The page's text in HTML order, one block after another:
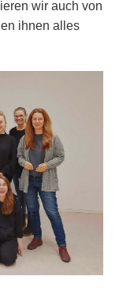
wir auch von
ihnen alles